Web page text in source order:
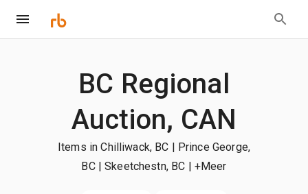
BC Regional
Auction, CAN
Items in Chilliwack, BC | Prince George,
BC | Skeetchestn, BC | +Meer